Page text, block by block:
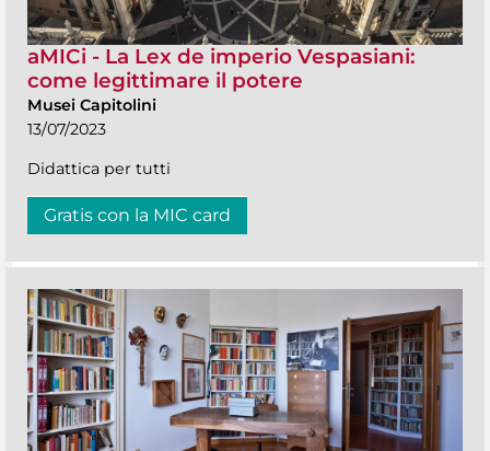
aMICi - La Lex de imperio Vespasiani:
come legittimare il potere
Musei Capitolini
13/07/2023
Didattica per tutti
Gratis con la MIC card